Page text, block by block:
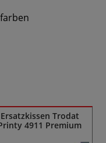
Ersatzkissen Trodat
4911 Premium